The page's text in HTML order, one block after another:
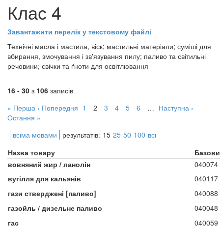
Клас 4
Завантажити перелік у текстовому файлі
Технічні масла і мастила, віск; мастильні матеріали; суміші для
вбирання, змочування і зв'язування пилу; паливо та світильні
речовини; свічки та ґноти для освітлювання
16 - 30 з 106 записів
« Перша ‹ Попередня 1 2 3 4 5 6 … Наступна ›
Остання »
всіма мовами
результатів: 15 25 50 100 всі
Назва товару
вовняний жир / ланолін
040074
вугілля для кальянів
040117
гази стверджені [паливо]
040088
газойль / дизельне паливо
040048
гас
040059